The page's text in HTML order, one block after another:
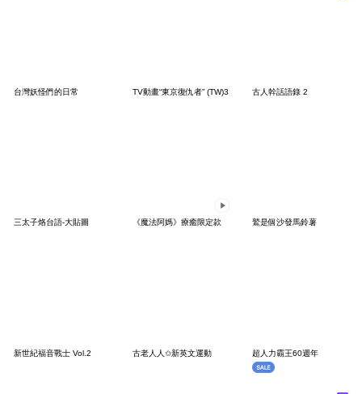
台灣妖怪們的日常 TV動畫“東京復仇者” (TW)3 古人幹話語錄 2
三太子烙台語-大貼圖 《魔法阿媽》療癒限定款 鷲是個沙發馬鈴薯
新世紀福音戰士 Vol.2 古老人人✩新英文運動 超人力霸王60週年